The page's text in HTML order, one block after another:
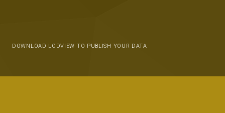
DOWNLOAD LODVIEW TO PUBLISH YOUR DATA